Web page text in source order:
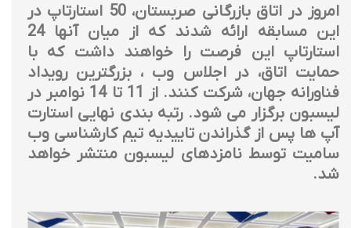
امروز در اتاق بازرگانی صربستان، 50 استارتاپ در
این مسابقه ارائه شدند که از میان آنها 24
استارتاپ این فرصت را خواهند داشت که با
حمایت اتاق، در اجلاس وب ، بزرگترین رویداد
فناورانه جهان، شرکت کنند. از 11 تا 14 نوامبر در
لیسبون برگزار می شود. رتبه بندی نهایی استارت
آپ ها پس از گذراندن تاییدیه تیم کارشناسی وب
سامیت توسط نامزدهای لیسبون منتشر خواهد
شد.